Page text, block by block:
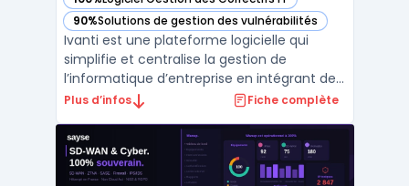
— voir Ivanti dans cette catégorie
90%Solutions de gestion des vulnérabilités
— voir Ivanti dans cette catégorie
Ivanti est une plateforme logicielle qui
simplifie et centralise la gestion de
l’informatique d’entreprise en intégrant des
outils pour la gestion des terminaux, la
gestion des services IT. Conçue pour
répondre aux besoins des organisations
modernes, Ivanti a ...
Plus d’infos Fiche complète